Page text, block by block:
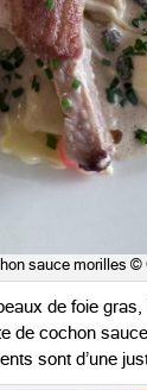
sauce morilles ©
de foie
de cochon
sont d’une